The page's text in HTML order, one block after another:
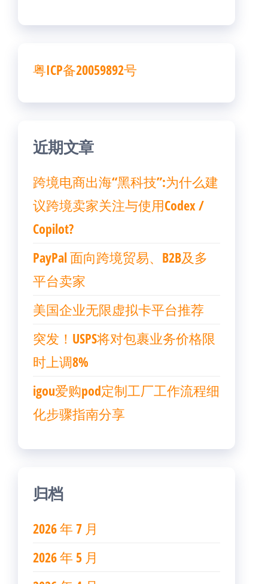
粤ICP备20059892号
近期文章
跨境电商出海“黑科技”:为什么建
议跨境卖家关注与使用Codex /
Copilot?
PayPal 面向跨境贸易、B2B及多
平台卖家
美国企业无限虚拟卡平台推荐
突发！USPS将对包裹业务价格限
时上调8%
igou爱购pod定制工厂工作流程细
化步骤指南分享
归档
2026 年 7 月
2026 年 5 月